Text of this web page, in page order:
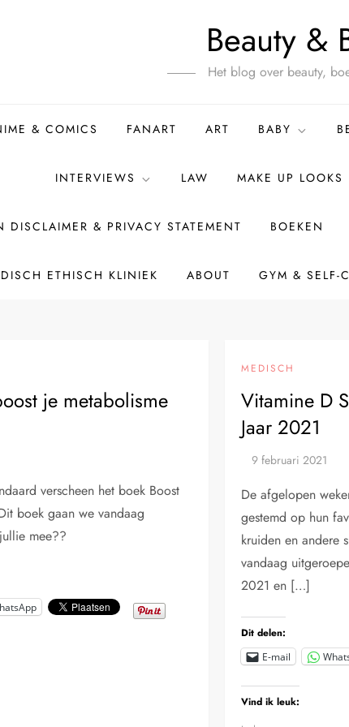
Beauty &
Het blog over beauty,
& COMICS FANART ART BABY
INTERVIEWS LAW MAKE UP LOOKS
DISCLAIMER & PRIVACY STATEMENT BOEKEN
ETHISCH KLINIEK ABOUT GYM & SELF-
je metabolisme
verscheen het boek Boost
boek gaan we vandaag
mee??
MEDISCH
Vitamine D
Jaar 2021
De afgelopen
gestemd op hun
kruiden en andere
vandaag
2021 en […]
Dit delen:
E-mail
Vind ik leuk: